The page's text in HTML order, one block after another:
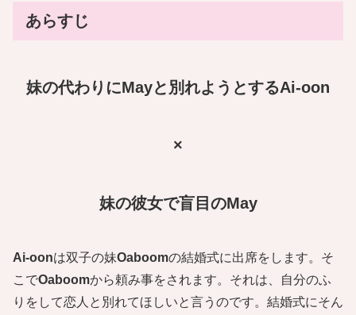
あらすじ
妹の代わりにMayと別れようとするAi-oon
×
妹の彼女で盲目のMay
Ai-oonは双子の妹Oaboomの結婚式に出席をします。そ
こでOaboomから頼み事をされます。それは、自分のふ
りをして恋人と別れてほしいと言うのです。結婚式にそん